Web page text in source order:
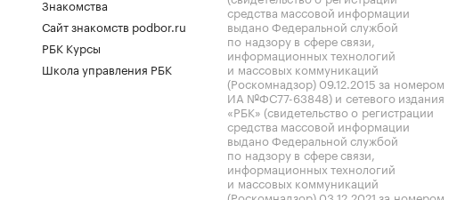
Знакомства
Сайт знакомств podbor.ru
РБК Курсы
Школа управления РБК
средства массовой информации
выдано Федеральной службой
по надзору в сфере связи,
информационных технологий
и массовых коммуникаций
(Роскомнадзор) 09.12.2015 за номером
ИА №ФС77-63848) и сетевого издания
«РБК» (свидетельство о регистрации
средства массовой информации
выдано Федеральной службой
по надзору в сфере связи,
информационных технологий
и массовых коммуникаций
(Роскомнадзор) 03.12.2021 за номером